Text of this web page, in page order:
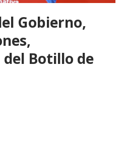
Gobierno,
Botillo de